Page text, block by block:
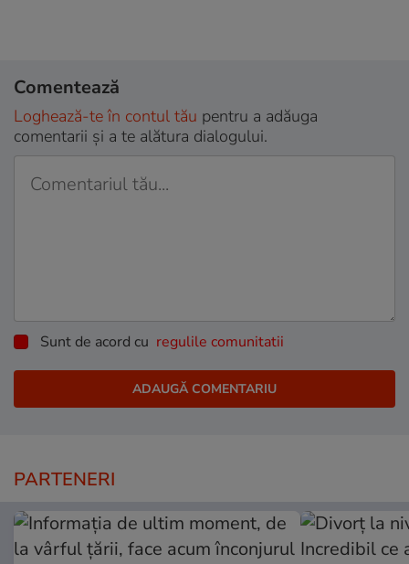
Comentează
Loghează-te în contul tău pentru a adăuga
comentarii și a te alătura dialogului.
Sunt de acord cu regulile comunitatii
PARTENERI